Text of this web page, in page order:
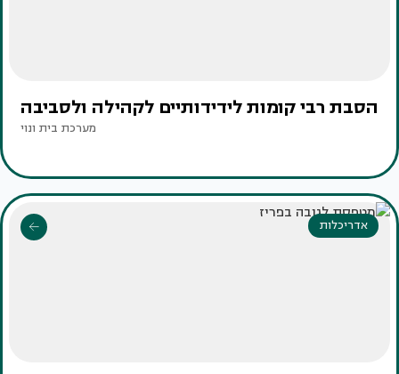
הסבת רבי קומות לידידותיים לקהילה ולסביבה
מערכת בית ונוי
אדריכלות